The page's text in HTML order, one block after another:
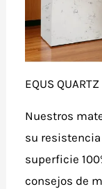
EQUS QUARTZ
Nuestros
su
superficie
consejos de